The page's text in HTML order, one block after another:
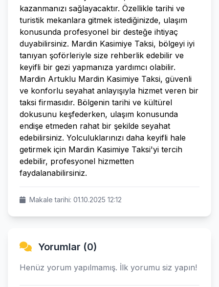
kazanmanızı sağlayacaktır. Özellikle tarihi ve
turistik mekanlara gitmek istediğinizde, ulaşım
konusunda profesyonel bir desteğe ihtiyaç
duyabilirsiniz. Mardin Kasimiye Taksi, bölgeyi iyi
tanıyan şoförleriyle size rehberlik edebilir ve
keyifli bir gezi yapmanıza yardımcı olabilir.
Mardin Artuklu Mardin Kasimiye Taksi, güvenli
ve konforlu seyahat anlayışıyla hizmet veren bir
taksi firmasıdır. Bölgenin tarihi ve kültürel
dokusunu keşfederken, ulaşım konusunda
endişe etmeden rahat bir şekilde seyahat
edebilirsiniz. Yolculuklarınızı daha keyifli hale
getirmek için Mardin Kasimiye Taksi'yi tercih
edebilir, profesyonel hizmetten
faydalanabilirsiniz.
Makale tarihi: 01.10.2025 12:12
Yorumlar (0)
Henüz yorum yapılmamış. İlk yorumu siz yapın!